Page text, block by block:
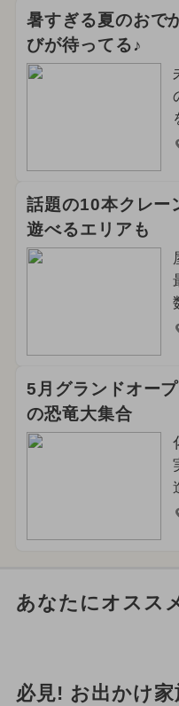
暑すぎる夏のおで
びが待ってる♪
話題の10本クレー
遊べるエリアも
5月グランドオー
の恐竜大集合
あなたにオスス
必見! お出かけ